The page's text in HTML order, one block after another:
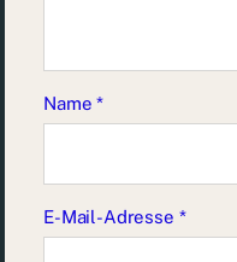
Name*
E-Mail-Adresse *